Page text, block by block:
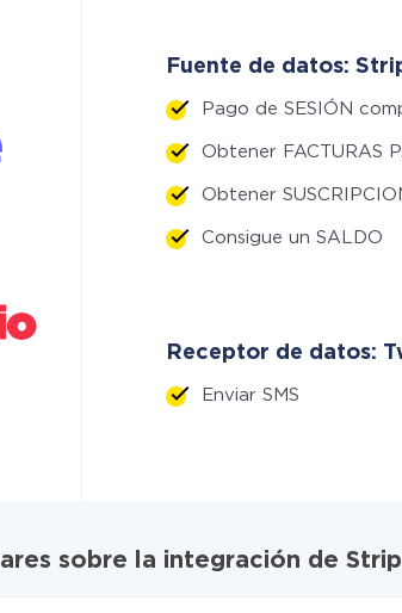
Fuente de datos:
Pago de SESIÓN
Obtener FACTURAS
Obtener
Consigue un SALDO
Receptor de datos:
Enviar SMS
sobre la integración de